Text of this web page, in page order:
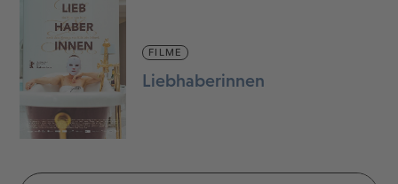
FILME
Liebhaberinnen